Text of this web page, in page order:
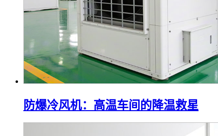
防爆冷风机：高温车间的降温救星